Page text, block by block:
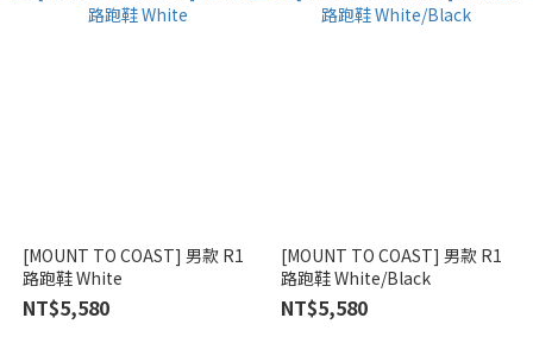
[MOUNT TO COAST] 男款 R1
路跑鞋 White
NT$5,580
[MOUNT TO COAST] 男款 R1
路跑鞋 White/Black
NT$5,580